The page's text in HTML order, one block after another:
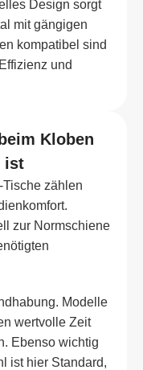
Design sorgt
mit gängigen
kompatibel sind
und
Kloben
ist
zählen
zur Normschiene
Modelle
wertvolle Zeit
Ebenso wichtig
ist hier Standard,